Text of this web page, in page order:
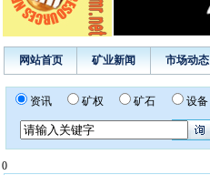
网站首页 矿业新闻 市场动态
资讯 矿权 矿石 设备
0